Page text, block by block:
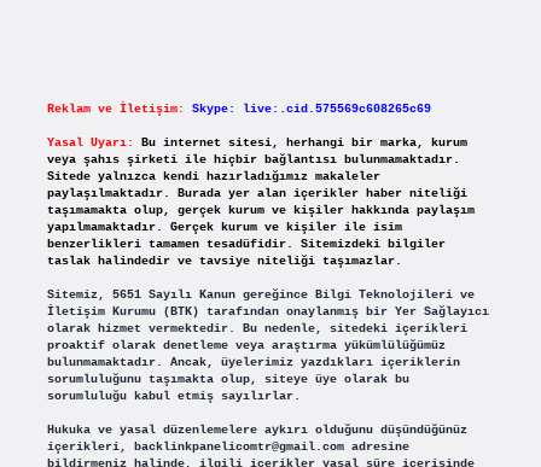
Reklam ve İletişim: Skype: live:.cid.575569c608265c69
Yasal Uyarı:
Bu internet sitesi, herhangi bir marka, kurum
veya şahıs şirketi ile hiçbir bağlantısı bulunmamaktadır.
Sitede yalnızca kendi hazırladığımız makaleler
paylaşılmaktadır. Burada yer alan içerikler haber niteliği
taşımamakta olup, gerçek kurum ve kişiler hakkında paylaşım
yapılmamaktadır. Gerçek kurum ve kişiler ile isim
benzerlikleri tamamen tesadüfidir. Sitemizdeki bilgiler
taslak halindedir ve tavsiye niteliği taşımazlar.
Sitemiz, 5651 Sayılı Kanun gereğince Bilgi Teknolojileri ve
İletişim Kurumu (BTK) tarafından onaylanmış bir Yer Sağlayıcı
olarak hizmet vermektedir. Bu nedenle, sitedeki içerikleri
proaktif olarak denetleme veya araştırma yükümlülüğümüz
bulunmamaktadır. Ancak, üyelerimiz yazdıkları içeriklerin
sorumluluğunu taşımakta olup, siteye üye olarak bu
sorumluluğu kabul etmiş sayılırlar.
Hukuka ve yasal düzenlemelere aykırı olduğunu düşündüğünüz
içerikleri, backlinkpanelicomtr@gmail.comadresine